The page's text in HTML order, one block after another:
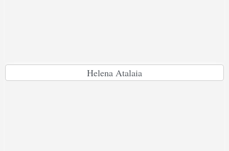
Helena Atalaia